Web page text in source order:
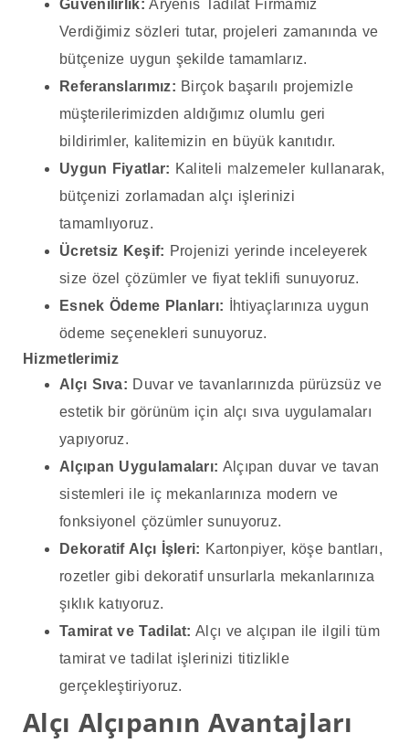
Güvenilirlik: Aryenis Tadilat Firmamız
Verdiğimiz sözleri tutar, projeleri zamanında ve
bütçenize uygun şekilde tamamlarız.
Referanslarımız: Birçok başarılı projemizle
müşterilerimizden aldığımız olumlu geri
bildirimler, kalitemizin en büyük kanıtıdır.
Uygun Fiyatlar: Kaliteli malzemeler kullanarak,
bütçenizi zorlamadan alçı işlerinizi
tamamlıyoruz.
Ücretsiz Keşif: Projenizi yerinde inceleyerek
size özel çözümler ve fiyat teklifi sunuyoruz.
Esnek Ödeme Planları: İhtiyaçlarınıza uygun
ödeme seçenekleri sunuyoruz.
Hizmetlerimiz
Alçı Sıva: Duvar ve tavanlarınızda pürüzsüz ve
estetik bir görünüm için alçı sıva uygulamaları
yapıyoruz.
Alçıpan Uygulamaları: Alçıpan duvar ve tavan
sistemleri ile iç mekanlarınıza modern ve
fonksiyonel çözümler sunuyoruz.
Dekoratif Alçı İşleri: Kartonpiyer, köşe bantları,
rozetler gibi dekoratif unsurlarla mekanlarınıza
şıklık katıyoruz.
Tamirat ve Tadilat: Alçı ve alçıpan ile ilgili tüm
tamirat ve tadilat işlerinizi titizlikle
gerçekleştiriyoruz.
Alçı Alçıpanın Avantajları